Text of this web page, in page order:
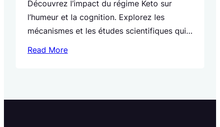
Découvrez l’impact du régime Keto sur
l’humeur et la cognition. Explorez les
mécanismes et les études scientifiques qui
Read More